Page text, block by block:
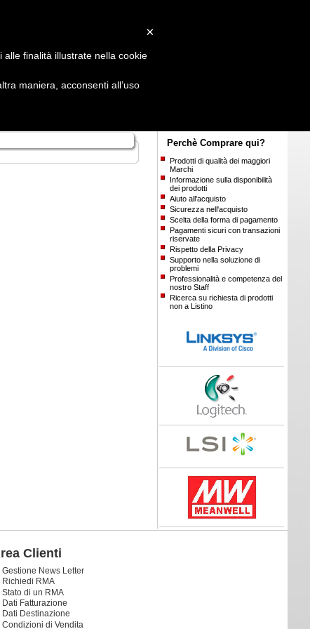
Perchè Comprare qui?
Prodotti di qualità dei maggiori
Marchi
Informazione sulla disponibilità
dei prodotti
Aiuto all'acquisto
Sicurezza nell'acquisto
Scelta della forma di pagamento
Pagamenti sicuri con transazioni
riservate
Rispetto della Privacy
Supporto nella soluzione di
problemi
Professionalità e competenza del
nostro Staff
Ricerca su richiesta di prodotti
non a Listino
Clienti
Gestione News Letter
Richiedi RMA
Stato di un RMA
Dati Fatturazione
Dati Destinazione
Condizioni di Vendita
×
finalità illustrate nella cookie
maniera, acconsenti all’uso